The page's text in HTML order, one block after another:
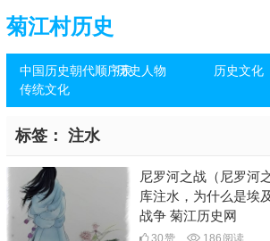
菊江村历史
中国历史朝代顺序表历史人物 历史文化
传统文化
标签： 注水
尼罗河之战（尼罗河
库注水，为什么是埃
战争 菊江历史网
30赞 186 阅读